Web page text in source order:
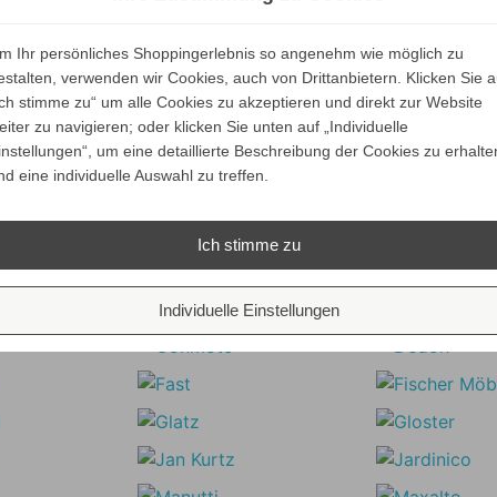
Unsere Marken
Ihr persönliches Shoppingerlebnis so angenehm wie möglich zu
verwenden wir Cookies, auch von Drittanbietern. Klicken Sie
stimme zu“ um alle Cookies zu akzeptieren und direkt zur Website
zu navigieren; oder klicken Sie unten auf „Individuelle
um eine detaillierte Beschreibung der Cookies zu
eine individuelle Auswahl zu treffen.
Ich stimme zu
Individuelle Einstellungen